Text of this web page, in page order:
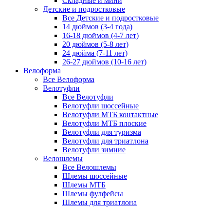
Детские и подростковые
Все Детские и подростковые
14 дюймов (3-4 года)
16-18 дюймов (4-7 лет)
20 дюймов (5-8 лет)
24 дюйма (7-11 лет)
26-27 дюймов (10-16 лет)
Велоформа
Все Велоформа
Велотуфли
Все Велотуфли
Велотуфли шоссейные
Велотуфли МТБ контактные
Велотуфли МТБ плоские
Велотуфли для туризма
Велотуфли для триатлона
Велотуфли зимние
Велошлемы
Все Велошлемы
Шлемы шоссейные
Шлемы МТБ
Шлемы фулфейсы
Шлемы для триатлона